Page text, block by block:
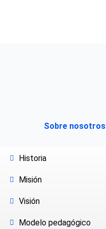
Sobre nosotros
Historia
Misión
Visión
Modelo pedagógico